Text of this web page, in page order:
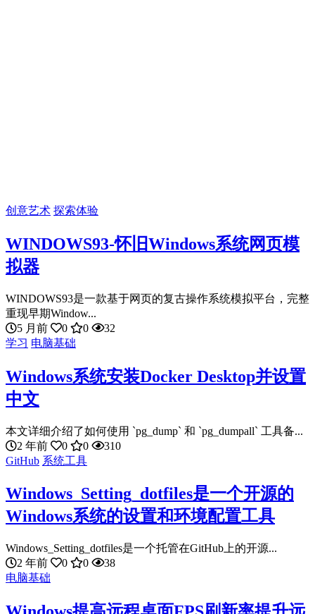
创意艺术 探索体验
WINDOWS93-怀旧Windows系统网页模
拟器
WINDOWS93是一款基于网页的复古操作系统模拟平台，完整
重现早期Window...
5 月前
0 0
32
学习 电脑基础
Windows系统安装Docker Desktop并设置
中文
本文详细介绍了如何使用 `pg_dump` 和 `pg_dumpall` 工具备...
2 年前
0 0
310
GitHub 系统工具
Windows_Setting_dotfiles是一个开源的
Windows系统的设置和环境配置工具
Windows_Setting_dotfiles是一个托管在GitHub上的开源...
2 年前
0 0
38
电脑基础